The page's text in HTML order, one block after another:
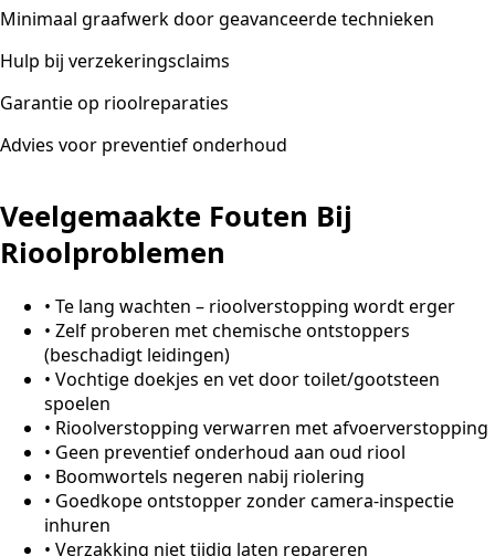
Minimaal graafwerk door geavanceerde technieken
Hulp bij verzekeringsclaims
Garantie op rioolreparaties
Advies voor preventief onderhoud
Veelgemaakte Fouten Bij
Rioolproblemen
• Te lang wachten – rioolverstopping wordt erger
• Zelf proberen met chemische ontstoppers
(beschadigt leidingen)
• Vochtige doekjes en vet door toilet/gootsteen
spoelen
• Rioolverstopping verwarren met afvoerverstopping
• Geen preventief onderhoud aan oud riool
• Boomwortels negeren nabij riolering
• Goedkope ontstopper zonder camera-inspectie
inhuren
• Verzakking niet tijdig laten repareren